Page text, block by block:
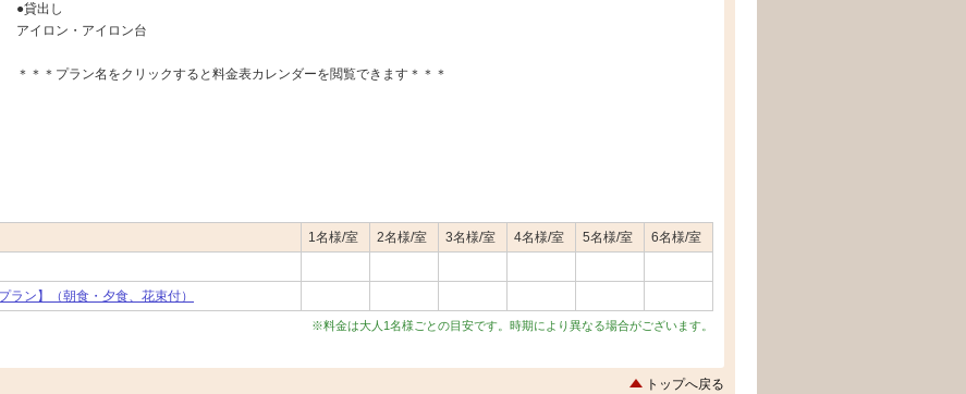
●貸出し
アイロン・アイロン台
＊＊＊プラン名をクリックすると料金表カレンダーを閲覧できます＊＊＊
1名様/室 2名様/室 3名様/室 4名様/室 5名様/室
6名様/室
ラン】（朝食・夕食、花束付）
※料金は大人1名様ごとの目安です。時期により異なる場合がございます。
トップへ戻る